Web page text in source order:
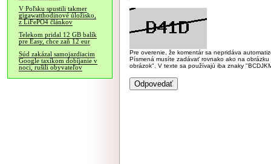
V Poľsku spustili takmer
gigawatthodinové úložisko,
z LiFePO4 článkov
Telekom pridal 12 GB balík
pre Easy, chce zaň 12 eur
Súd zakázal samojazdiacim
Google taxíkom dobíjanie v
noci, rušili obyvateľov
Pre overenie, že komentár sa nepridáva
Písmená musíte zadávať rovnako ako na
obrázok". V texte sa používajú iba znaky